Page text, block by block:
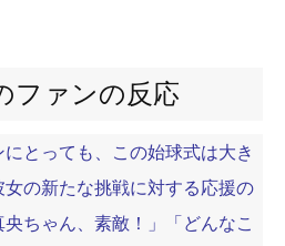
ファンの反応
とっても、この始球式は大き
の新たな挑戦に対する応援の
ちゃん、素敵！」「どんなこ